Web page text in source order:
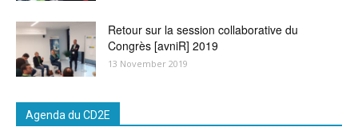
Retour sur la session collaborative du
Congrès [avniR] 2019
13 November 2019
Agenda du CD2E